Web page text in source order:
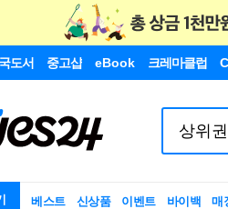
도서 중고샵 eBook 크레마클럽
베스트 신상품 이벤트 바이백 매